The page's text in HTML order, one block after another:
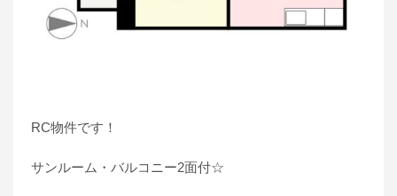
RC物件です！
サンルーム・バルコニー2面付☆